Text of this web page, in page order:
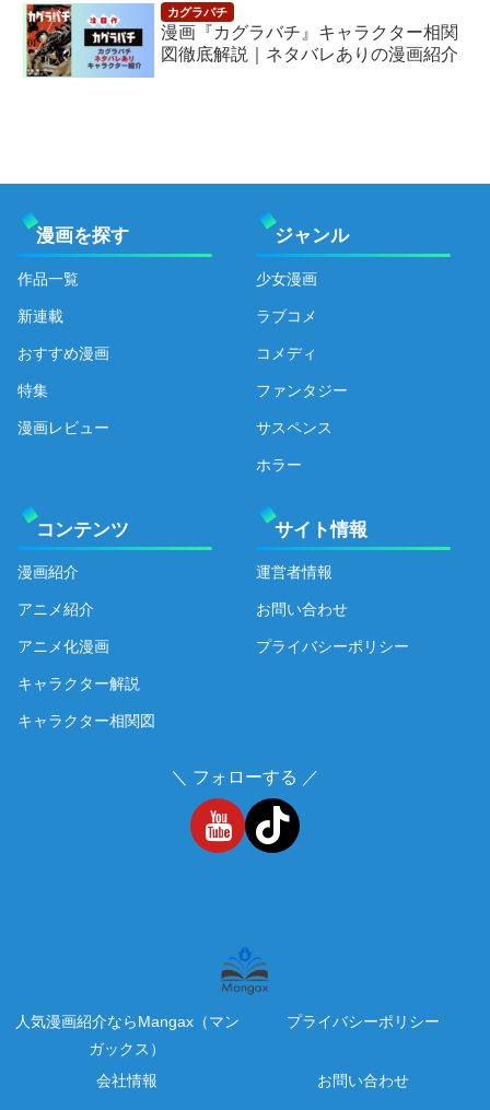
漫画『カグラバチ』キャラクター相関
図徹底解説｜ネタバレありの漫画紹介
漫画を探す
作品一覧
新連載
おすすめ漫画
特集
漫画レビュー
ジャンル
少女漫画
ラブコメ
コメディ
ファンタジー
サスペンス
ホラー
コンテンツ
漫画紹介
アニメ紹介
アニメ化漫画
キャラクター解説
キャラクター相関図
サイト情報
運営者情報
お問い合わせ
プライバシーポリシー
＼ フォローする ／
人気漫画紹介ならMangax（マン
ガックス）
プライバシーポリシー
会社情報 お問い合わせ